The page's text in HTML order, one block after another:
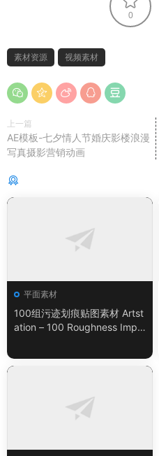
0
素材资源 视频素材
上一篇
AE模板-七夕情人节婚庆影楼浪漫
写真摄影营销动画
平面素材
100组污迹划痕贴图素材 Artst
ation – 100 Roughness Impe